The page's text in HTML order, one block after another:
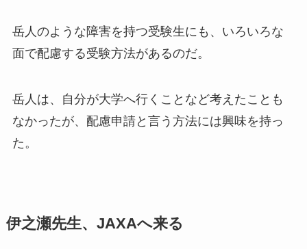
岳人のような障害を持つ受験生にも、いろいろな
面で配慮する受験方法があるのだ。
岳人は、自分が大学へ行くことなど考えたことも
なかったが、配慮申請と言う方法には興味を持っ
た。
伊之瀬先生、JAXAへ来る